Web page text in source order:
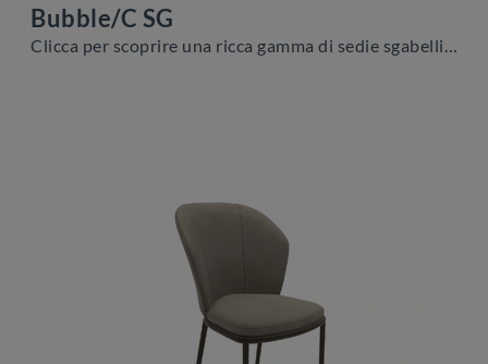
Bubble/C SG
Clicca per scoprire una ricca gamma di sedie sgabelli per stanze design: il modello Bubble/C SG di Zamagna ti attende!